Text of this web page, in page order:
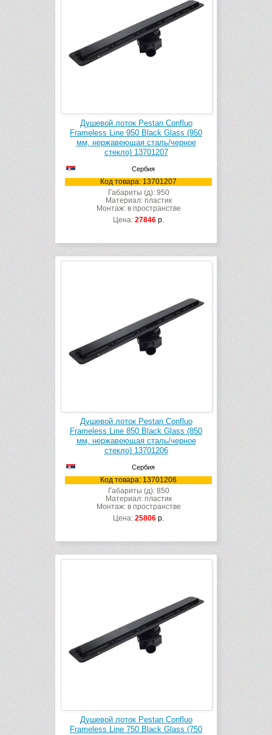
Душевой лоток Pestan Confluo
Frameless Line 950 Black Glass (950
мм, нержавеющая сталь/черное
стекло) 13701207
Сербия
Код товара: 13701207
Габариты (д): 950
Материал: пластик
Монтаж: в пространстве
Цена: 27846 р.
Душевой лоток Pestan Confluo
Frameless Line 850 Black Glass (850
мм, нержавеющая сталь/черное
стекло) 13701206
Сербия
Код товара: 13701206
Габариты (д): 850
Материал: пластик
Монтаж: в пространстве
Цена: 25806 р.
Душевой лоток Pestan Confluo
Frameless Line 750 Black Glass (750